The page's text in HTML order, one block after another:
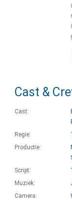
Cast &
Cast:
Regie:
Productie:
Script:
Muziek:
Camera: